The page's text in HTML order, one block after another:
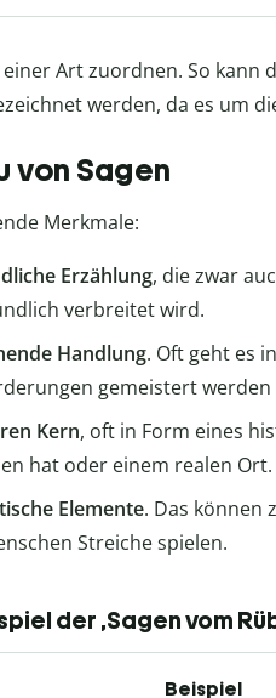
Art zuordnen. So kann
werden, da es um
von Sagen
Merkmale:
Erzählung, die zwar
verbreitet wird.
Handlung. Oft geht es
gemeistert werden
Kern, oft in Form eines
hat oder einem realen Ort.
Elemente. Das können
Streiche spielen.
der ‚Sagen vom
Beispiel